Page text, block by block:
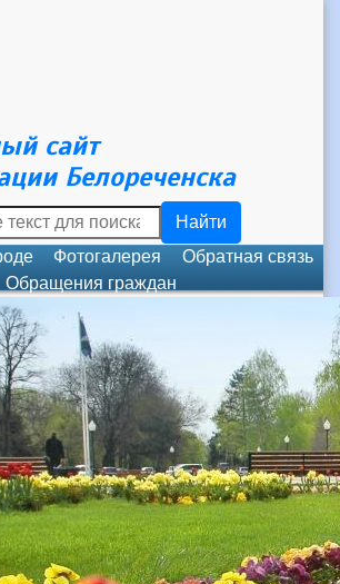
сайт
Белореченска
Найти
Фотогалерея
Обратная связь
Обращения граждан